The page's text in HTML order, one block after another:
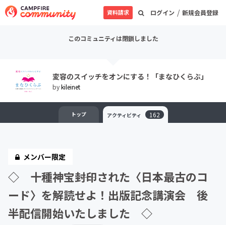
ログイン / 新規会員登録
資料請求
このコミュニティは閉鎖しました
変容のスイッチをオンにする！「まなひくらぶ」
bykileinet
トップ アクティビティ 162
メンバー限定
◇ 十種神宝――封印された〈日本最古のコ
ード〉を解読せよ！出版記念講演会 後
半配信開始いたしました ◇